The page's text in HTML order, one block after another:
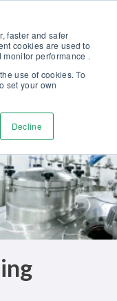
faster and safer
cookies are used to
performance .
use of cookies. To
set your own
Decline
för enastående